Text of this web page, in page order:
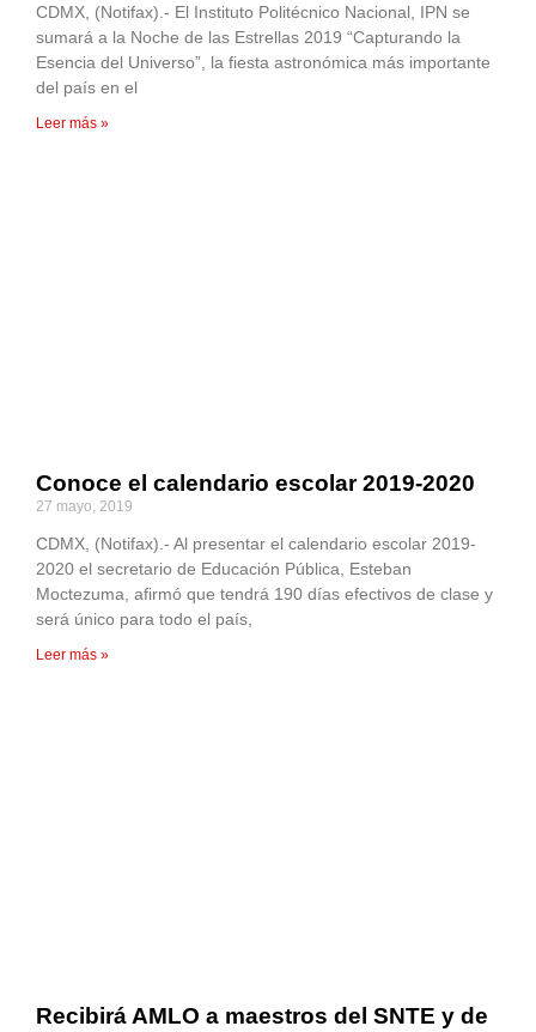
CDMX, (Notifax).- El Instituto Politécnico Nacional, IPN se
sumará a la Noche de las Estrellas 2019 “Capturando la
Esencia del Universo”, la fiesta astronómica más importante
del país en el
Leer más »
Conoce el calendario escolar 2019-2020
27 mayo, 2019
CDMX, (Notifax).- Al presentar el calendario escolar 2019-
2020 el secretario de Educación Pública, Esteban
Moctezuma, afirmó que tendrá 190 días efectivos de clase y
será único para todo el país,
Leer más »
Recibirá AMLO a maestros del SNTE y de